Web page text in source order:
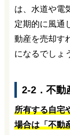
は、水道や電
定期的に風通
動産を売却す
になるでしょ
2-2．不動
所有する自宅
場合は「不動